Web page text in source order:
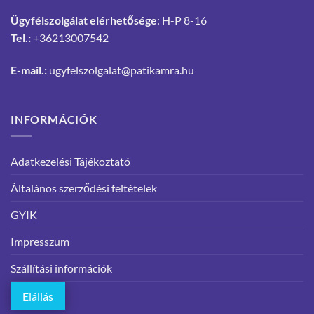
Ügyfélszolgálat elérhetősége: H-P 8-16
Tel.:+36213007542
E-mail.: ugyfelszolgalat@patikamra.hu
INFORMÁCIÓK
Adatkezelési Tájékoztató
Általános szerződési feltételek
GYIK
Impresszum
Szállítási információk
Elállás